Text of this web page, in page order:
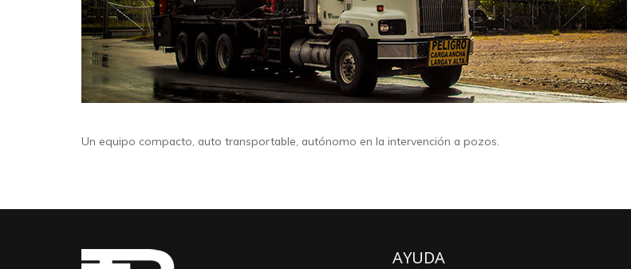
Un equipo compacto, auto transportable, autónomo en la intervención a pozos.
AYUDA